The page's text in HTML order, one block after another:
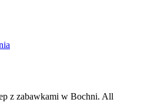
z zabawkami w Bochni. All